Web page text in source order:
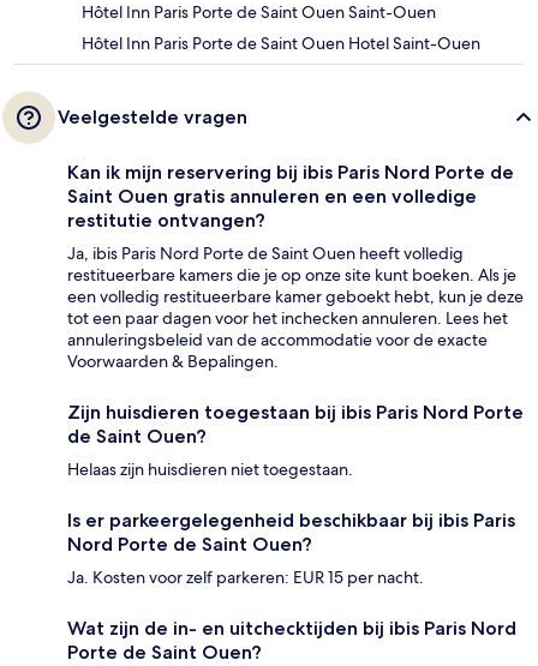
Hôtel Inn Paris Porte de Saint Ouen Saint-Ouen
Hôtel Inn Paris Porte de Saint Ouen Hotel Saint-Ouen
Veelgestelde vragen
Kan ik mijn reservering bij ibis Paris Nord Porte de
Saint Ouen gratis annuleren en een volledige
restitutie ontvangen?
Ja, ibis Paris Nord Porte de Saint Ouen heeft volledig
restitueerbare kamers die je op onze site kunt boeken. Als je
een volledig restitueerbare kamer geboekt hebt, kun je deze
tot een paar dagen voor het inchecken annuleren. Lees het
annuleringsbeleid van de accommodatie voor de exacte
Voorwaarden & Bepalingen.
Zijn huisdieren toegestaan bij ibis Paris Nord Porte
de Saint Ouen?
Helaas zijn huisdieren niet toegestaan.
Is er parkeergelegenheid beschikbaar bij ibis Paris
Nord Porte de Saint Ouen?
Ja. Kosten voor zelf parkeren: EUR 15 per nacht.
Wat zijn de in- en uitchecktijden bij ibis Paris Nord
Porte de Saint Ouen?